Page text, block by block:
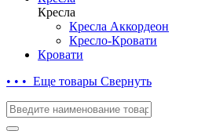
Кресла
Кресла Аккордеон
Кресло-Кровати
Кровати
• • • Еще товары Свернуть